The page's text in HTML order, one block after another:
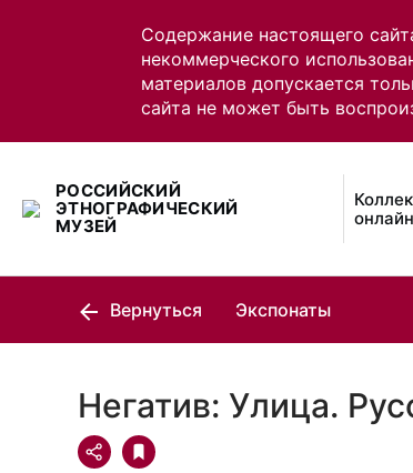
Содержание настоящего
некоммерческого
материалов допускается
сайта не может быть
РОССИЙСКИЙ
ЭТНОГРАФИЧЕСКИЙ
МУЗЕЙ
онлайн
Вернуться Экспонаты
Негатив: Улица.